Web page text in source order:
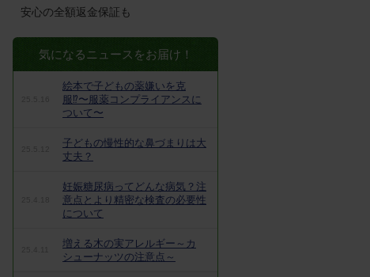
安心の全額返金保証も
気になるニュースをお届け！
絵本で子どもの薬嫌いを克
服⁉︎〜服薬コンプライアンスに
ついて〜
子どもの慢性的な鼻づまりは大
丈夫？
妊娠糖尿病ってどんな病気？注
意点とより精密な検査の必要性
について
増える木の実アレルギー～カ
シューナッツの注意点～